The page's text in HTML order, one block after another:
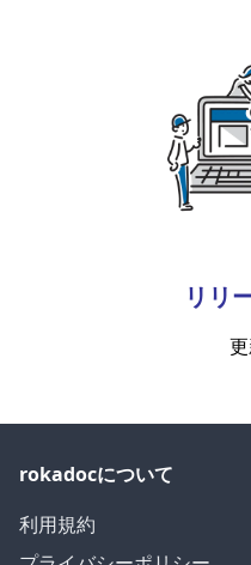
リリ
rokadocについて
利用規約